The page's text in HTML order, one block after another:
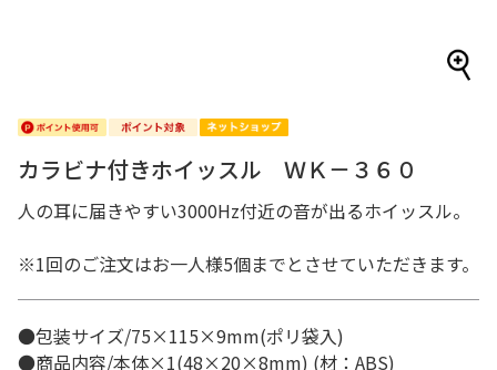
カラビナ付きホイッスル ＷＫ－３６０
人の耳に届きやすい3000Hz付近の音が出るホイッスル。
※1回のご注文はお一人様5個までとさせていただきます。
●包装サイズ/75×115×9mm(ポリ袋入)
●商品内容/本体×1(48×20×8mm) (材：ABS)